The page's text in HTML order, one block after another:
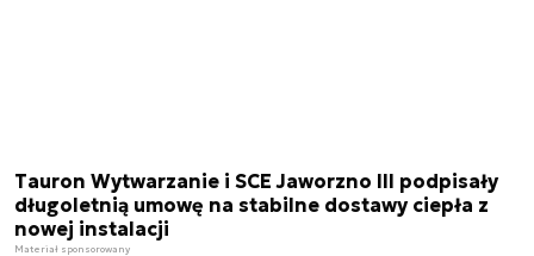
Tauron Wytwarzanie i SCE Jaworzno III podpisały
długoletnią umowę na stabilne dostawy ciepła z
nowej instalacji
Materiał sponsorowany